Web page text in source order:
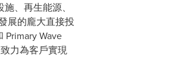
、再生能源、
展的龐大直接投
Wave
力為客戶實現